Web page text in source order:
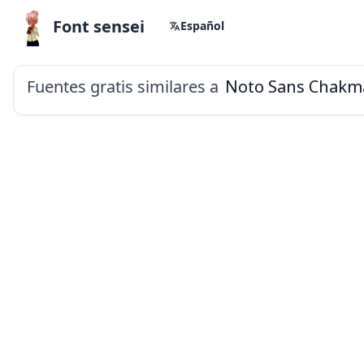
Font sensei Español
Fuentes gratis similares a Noto Sans